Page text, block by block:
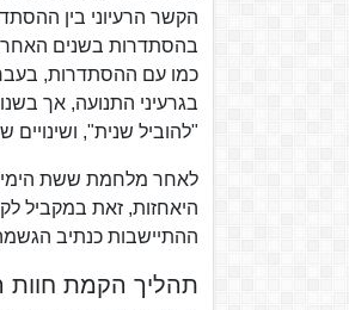
הקשר הרעיוני בין
בהסתדרות בשנים
כמו עם ההסתדרות, בעבר
"להוביל שנית",
לאחר מלחמת ששת הימים
היאחזות, זאת במקביל
ההתיישבות כנתיב
תהליך הקמת חוות